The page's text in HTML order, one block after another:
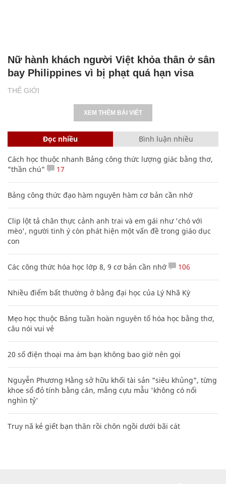
THẾ GIỚI
Nữ hành khách người Việt khỏa thân ở sân
bay Philippines vì bị phạt quá hạn visa
XEM THÊM BÀI VIẾT
Đọc nhiều Bình luận nhiều
Cách học thuộc nhanh Bảng công thức lượng giác bằng thơ,
"thần chú"
17
Bảng công thức đạo hàm nguyên hàm cơ bản cần nhớ
Clip lột tả chân thực cảnh anh trai và em gái như 'chó với
mèo', người tinh ý còn phát hiện một vấn đề trong giáo dục
con
Các công thức hóa học lớp 8, 9 cơ bản cần nhớ 106
Nhiều điểm bất thường ở bằng đại học của Lý Nhã Kỳ
Mẹo học thuộc Bảng tuần hoàn nguyên tố hóa học bằng thơ,
câu nói vui vẻ
20 số điện thoại ma ám bạn không bao giờ nên gọi
Nguyễn Phương Hằng sở hữu khối tài sản "siêu khủng", từng
khoe sổ đỏ tính bằng cân, mắng cựu mẫu 'không có nổi
nghìn tỷ'
Truy nã kẻ giết bạn thân rồi chôn ngồi dưới bãi cát